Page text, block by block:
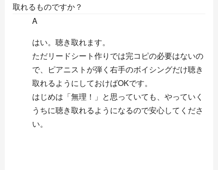
取れるものですか？
A
はい。聴き取れます。
ただリードシート作りでは完コピの必要はないの
で、ピアニストが弾く右手のボイシングだけ聴き
取れるようにしておけばOKです。
はじめは「無理！」と思っていても、やっていく
うちに聴き取れるようになるので安心してくださ
い。